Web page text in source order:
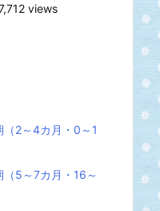
views
（2～4カ月・0～1
（5～7カ月・16～